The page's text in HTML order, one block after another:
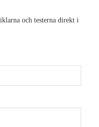
och testerna direkt i